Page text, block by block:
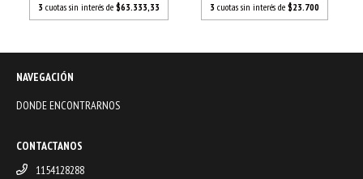
3 cuotas sin interés de $63.333,33 3 cuotas sin interés de $23.700
NAVEGACIÓN
DONDE ENCONTRARNOS
CONTACTANOS
1154128288